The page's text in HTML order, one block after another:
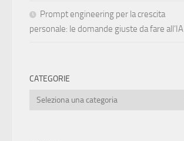
Prompt engineering per la crescita
personale: le domande giuste da fare all’IA
CATEGORIE
Categorie